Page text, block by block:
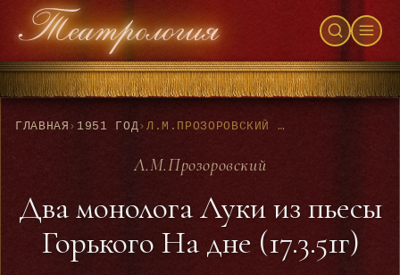
ГЛАВНАЯ › 1951 ГОД› Л.М.ПРОЗОРОВСКИЙ - ДВА МОНОЛОГА ЛУКИ ИЗ ПЬЕСЫ ГОРЬКОГО НА ДНЕ (17.3.51Г)
Л.М.Прозоровский
Два монолога Луки из пьесы
Горького На дне (17.3.51г)